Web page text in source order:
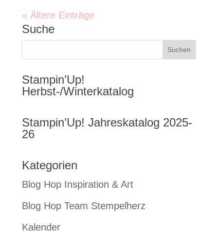
« Ältere Einträge
Suche
Stampin’Up!
Herbst-/Winterkatalog
Stampin’Up! Jahreskatalog 2025-
26
Kategorien
Blog Hop Inspiration & Art
Blog Hop Team Stempelherz
Kalender